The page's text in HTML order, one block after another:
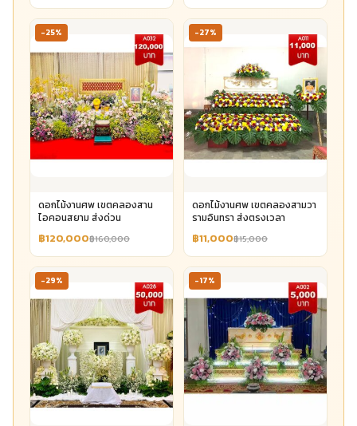
-25%
ดอกไม้งานศพ เขตคลองสาน
ไอคอนสยาม ส่งด่วน
฿120,000฿160,000
-27%
ดอกไม้งานศพ เขตคลองสามวา
รามอินทรา ส่งตรงเวลา
฿11,000฿15,000
-29% -17%